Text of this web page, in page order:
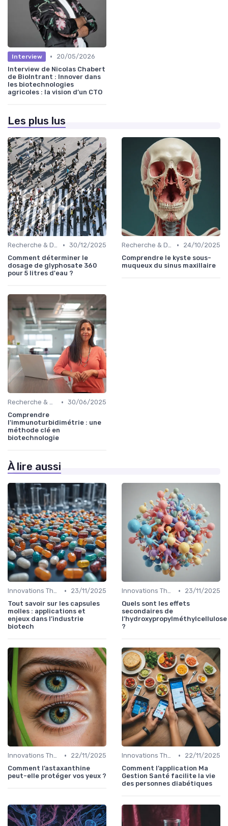
Interview •
20/05/2026
Interview de Nicolas Chabert
de BioIntrant : Innover dans
les biotechnologies
agricoles : la vision d’un CTO
Les plus lus
Recherche & Développement • 30/12/2025
Comment déterminer le
dosage de glyphosate 360
pour 5 litres d'eau ?
Recherche & Développement •
24/10/2025
Comprendre le kyste sous-
muqueux du sinus maxillaire
Recherche & Développement • 30/06/2025
Comprendre
l'immunoturbidimétrie : une
méthode clé en
biotechnologie
À lire aussi
Innovations Thérapeutiques •
23/11/2025
Tout savoir sur les capsules
molles : applications et
enjeux dans l’industrie
biotech
Innovations Thérapeutiques •
23/11/2025
Quels sont les effets
secondaires de
l’hydroxypropylméthylcellulose
?
Innovations Thérapeutiques •
22/11/2025
Comment l’astaxanthine
peut-elle protéger vos yeux ?
Innovations Thérapeutiques •
22/11/2025
Comment l’application Ma
Gestion Santé facilite la vie
des personnes diabétiques